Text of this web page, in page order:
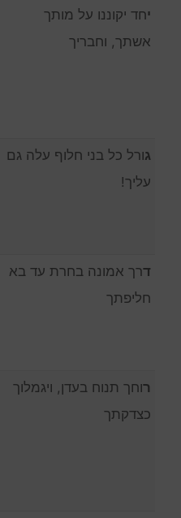
יחד יקוננו על מותך
אשתך, וחבריך
גורל כל בני חלוף עלה גם
עליך!
דרך אמונה בחרת עד בא
חליפתך
רוחך תנוח בעדן, ויגמלוך
כצדקתך